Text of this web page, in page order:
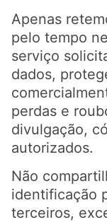
Apenas
pelo tempo
serviço
dados,
perdas e
divulgação,
autorizados.
Não
identificação
terceiros,